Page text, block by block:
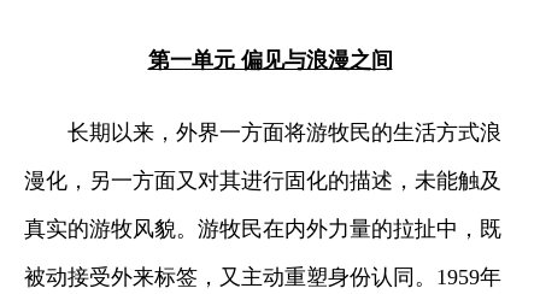
第一单元 偏见与浪漫之间
长期以来，外界一方面将游牧民的生活方式浪
漫化，另一方面又对其进行固化的描述，未能触及
真实的游牧风貌。游牧民在内外力量的拉扯中，既
被动接受外来标签，又主动重塑身份认同。1959年